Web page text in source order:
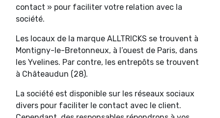
contact » pour faciliter votre relation avec la
société.
Les locaux de la marque ALLTRICKS se trouvent à
Montigny-le-Bretonneux, à l’ouest de Paris, dans
les Yvelines. Par contre, les entrepôts se trouvent
à Châteaudun (28).
La société est disponible sur les réseaux sociaux
divers pour faciliter le contact avec le client.